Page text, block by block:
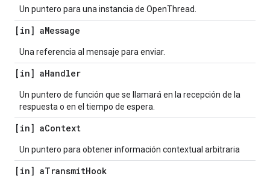
Un puntero para una instancia de OpenThread.
[in] aMessage
Una referencia al mensaje para enviar.
[in] aHandler
Un puntero de función que se llamará en la recepción de la
respuesta o en el tiempo de espera.
[in] aContext
Un puntero para obtener información contextual arbitraria
[in] aTransmitHook